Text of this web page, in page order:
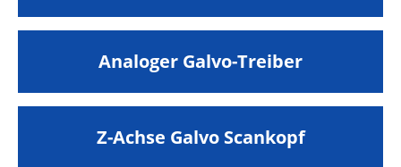
Analoger Galvo-Treiber
Z-Achse Galvo Scankopf